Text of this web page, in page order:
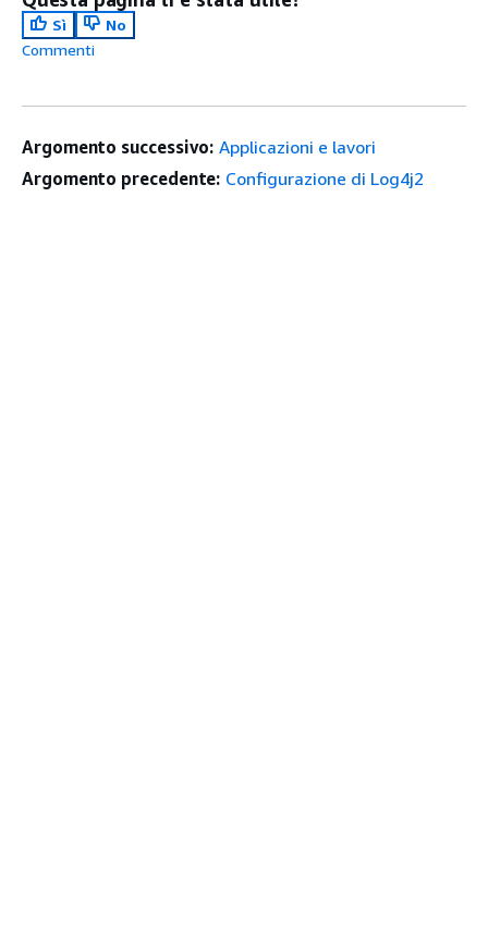
Sì
No
Commenti
Argomento successivo: Applicazioni e lavori
Argomento precedente: Configurazione di Log4j2